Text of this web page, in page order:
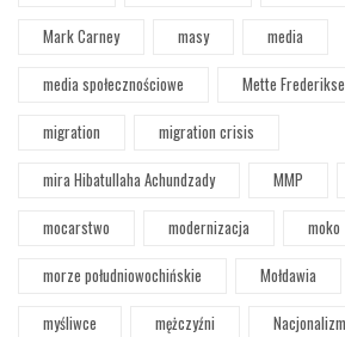
Mark Carney
masy
media
media społecznościowe
Mette
migration
migration crisis
mira Hibatullaha Achundzady
MMP
mocarstwo
modernizacja moko
morze południowochińskie
Mołdawia
myśliwce
mężczyźni
Nacjonalizm